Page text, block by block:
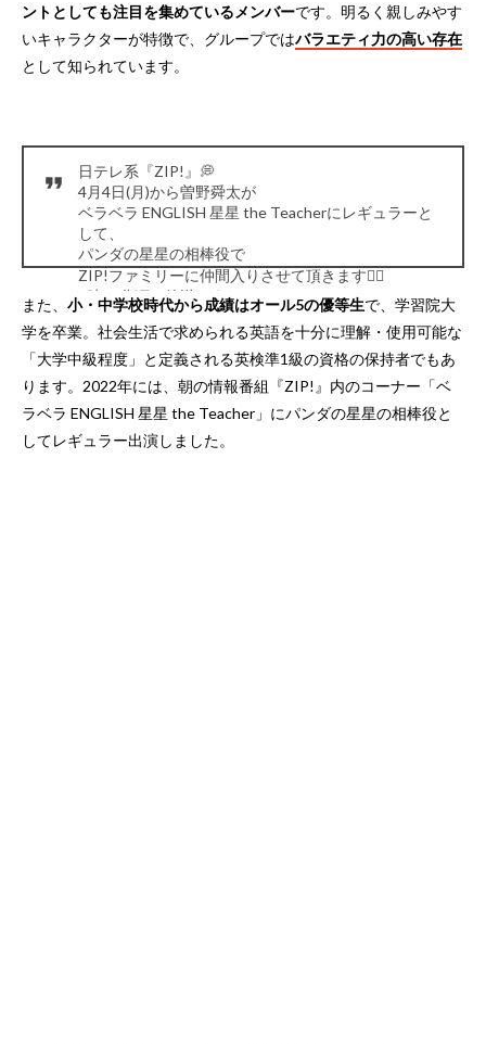
ントとしても注目を集めているメンバーです。明るく親しみやす
いキャラクターが特徴で、グループではバラエティ力の高い存在
として知られています。
日テレ系『ZIP!』💭
4月4日(月)から曽野舜太が
ベラベラ ENGLISH 星星 the Teacherにレギュラーと
して、
パンダの星星の相棒役で
ZIP!ファミリーに仲間入りさせて頂きます🙇‍♀️
7時30分頃〜放送です📣☺️
盛り上がっていきましょー🙌🙌🙌#ZIP #星星のベラベ
ラENGLISH #曽野舜太#モーニングしゅんた
pic.twitter.com/WV2b0bgN9X
— スターダストプロモーション第三事業部【公式】
(@SD3info)March 24, 2022
また、 小・中学校時代から成績はオール5の優等生で、学習院大
学を卒業。社会生活で求められる英語を十分に理解・使用可能な
「大学中級程度」と定義される英検準1級の資格の保持者でもあ
ります。2022年には、朝の情報番組『ZIP!』内のコーナー「ベ
ラベラ ENGLISH 星星 the Teacher」にパンダの星星の相棒役と
してレギュラー出演しました。